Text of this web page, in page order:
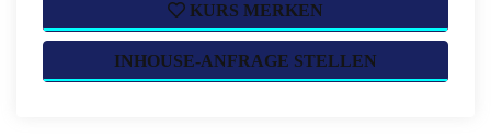
KURS MERKEN
INHOUSE-ANFRAGE STELLEN